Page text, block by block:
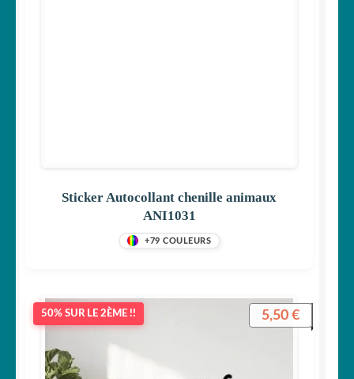
Sticker Autocollant chenille animaux
ANI1031
+79 COULEURS
50% SUR LE 2ÈME !! 5,50 €